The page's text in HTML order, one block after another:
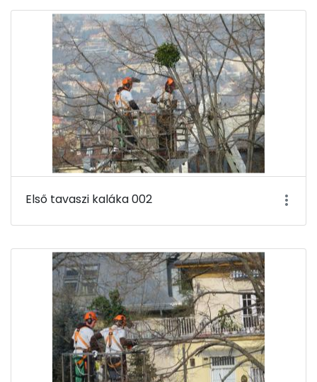
Első tavaszi kaláka 002